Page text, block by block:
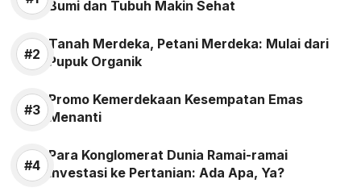
Bumi dan Tubuh Makin Sehat
Tanah Merdeka, Petani Merdeka: Mulai dari
Pupuk Organik
Promo Kemerdekaan Kesempatan Emas
Menanti
Para Konglomerat Dunia Ramai-ramai
Investasi ke Pertanian: Ada Apa, Ya?